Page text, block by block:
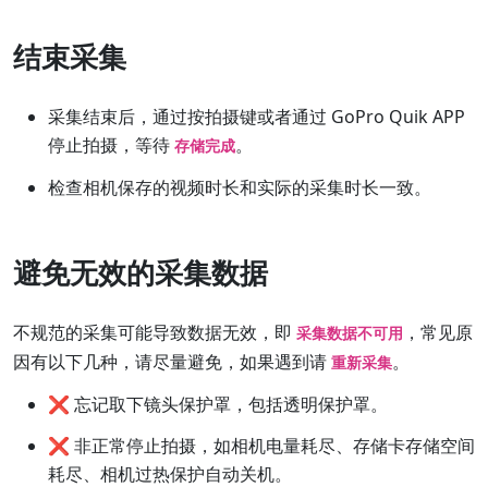
结束采集
采集结束后，通过按拍摄键或者通过 GoPro Quik APP
停止拍摄，等待 存储完成。
检查相机保存的视频时长和实际的采集时长一致。
避免无效的采集数据
不规范的采集可能导致数据无效，即 采集数据不可用 ，常见原
因有以下几种，请尽量避免，如果遇到请 重新采集。
❌ 忘记取下镜头保护罩，包括透明保护罩。
❌ 非正常停止拍摄，如相机电量耗尽、存储卡存储空间
耗尽、相机过热保护自动关机。